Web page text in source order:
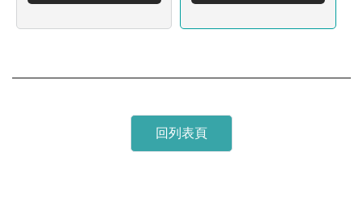
回列表頁